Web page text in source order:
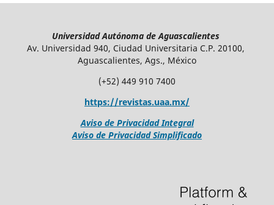
Universidad Autónoma de Aguascalientes
Av. Universidad 940, Ciudad Universitaria C.P. 20100,
Aguascalientes, Ags., México
(+52) 449 910 7400
https://revistas.uaa.mx/
Aviso de Privacidad Integral
Aviso de Privacidad Simplificado